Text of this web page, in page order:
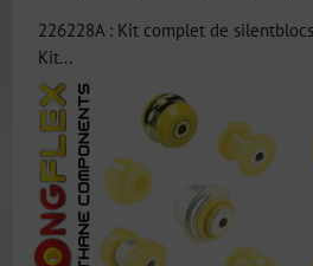
226228A : Kit complet de
Kit...